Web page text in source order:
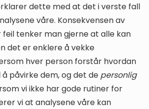
dette med at det i verste fall
våre. Konsekvensen av
feil tenker man gjerne at alle kan
det er enklere å vekke
hver person forstår hvordan
påvirke dem, og det de personlig
vi ikke har gode rutiner for
vi at analysene våre kan